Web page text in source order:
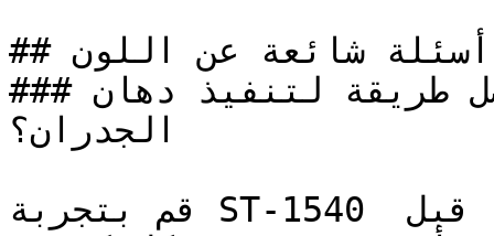
## أسئلة شائعة عن اللون
### ما هي أفضل طريقة لتنفيذ دهان ST-1540 على
الجدران؟
قم بتجربة ST-1540 على مساحة صغيرة أو لوحة عينة قبل